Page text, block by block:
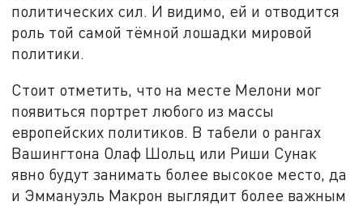
политических сил. И видимо, ей и отводится
роль той самой тёмной лошадки мировой
политики.
Стоит отметить, что на месте Мелони мог
появиться портрет любого из массы
европейских политиков. В табели о рангах
Вашингтона Олаф Шольц или Риши Сунак
явно будут занимать более высокое место, да
и Эммануэль Макрон выглядит более важным